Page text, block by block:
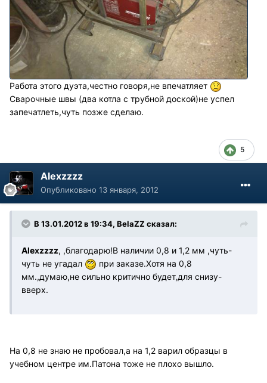
Работа этого дуэта,честно говоря,не впечатляет
Сварочные швы (два котла с трубной доской)не успел
запечатлеть,чуть позже сделаю.
5
Alexzzzz
Опубликовано 13 января, 2012
В 13.01.2012 в 19:34, BelaZZ сказал:
Alexzzzz, ,благодарю!В наличии 0,8 и 1,2 мм ,чуть-
чуть не угадал
при заказе.Хотя на 0,8
мм.,думаю,не сильно критично будет,для снизу-
вверх.
На 0,8 не знаю не пробовал,а на 1,2 варил образцы в
учебном центре им.Патона тоже не плохо вышло.